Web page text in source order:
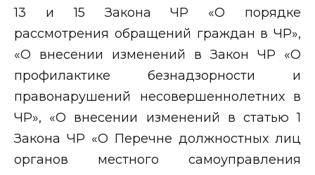
13 и 15 Закона ЧР «О порядке
рассмотрения обращений граждан в ЧР»,
«О внесении изменений в Закон ЧР «О
профилактике безнадзорности и
правонарушений несовершеннолетних в
ЧР», «О внесении изменений в статью 1
Закона ЧР «О Перечне должностных лиц
органов местного самоуправления